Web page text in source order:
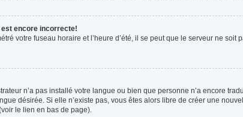
est encore incorrecte!
votre fuseau horaire et l’heure d’été, il se peut que le serveur ne soit
n’a pas installé votre langue ou bien que personne n’a encore
désirée. Si elle n’existe pas, vous êtes alors libre de créer une
le lien en bas de page).